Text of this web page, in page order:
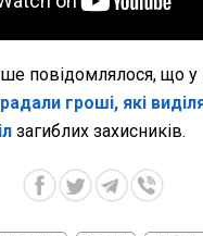
повідомлялося, що
гроші, які
загиблих захисників.